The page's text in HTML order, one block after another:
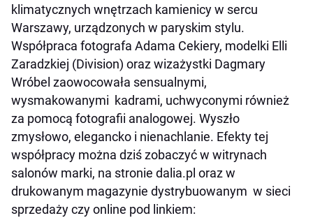
klimatycznych wnętrzach kamienicy w sercu
Warszawy, urządzonych w paryskim stylu.
Współpraca fotografa Adama Cekiery, modelki Elli
Zaradzkiej (Division) oraz wizażystki Dagmary
Wróbel zaowocowała sensualnymi,
wysmakowanymi kadrami, uchwyconymi również
za pomocą fotografii analogowej. Wyszło
zmysłowo, elegancko i nienachlanie. Efekty tej
współpracy można dziś zobaczyć w witrynach
salonów marki, na stronie dalia.pl oraz w
drukowanym magazynie dystrybuowanym w sieci
sprzedaży czy online pod linkiem: